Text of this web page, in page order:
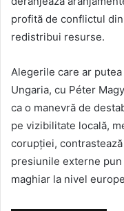
profită de conflictul
redistribui resurse.
Alegerile care ar
Ungaria, cu Péter
ca o manevră de
pe vizibilitate locală,
corupției,
presiunile externe
maghiar la nivel